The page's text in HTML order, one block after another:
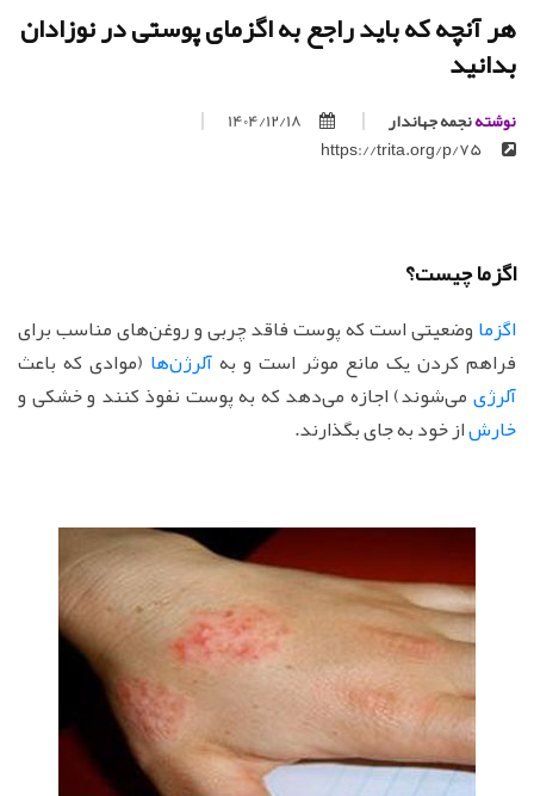
هر آنچه که باید راجع به اگزمای پوستی در نوزادان
بدانید
نوشتهنجمه جهاندار
1404/12/18
اگزما چیست؟
اگزماوضعیتی است که پوست فاقد چربی و روغن‌های مناسب برای
فراهم کردن یک مانع موثر است و بهآلرژن‌ها (موادی که باعث
آلرژیمی‌شوند) اجازه می‌دهد که به پوست نفوذ کنند و خشکی و
خارشاز خود به جای بگذارند.